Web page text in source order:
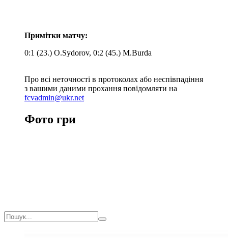
Примітки матчу:
0:1 (23.) O.Sydorov, 0:2 (45.) M.Burda
Про всі неточності в протоколах або неспівпадіння
з вашими даними прохання повідомляти на
fcvadmin@ukr.net
Фото гри